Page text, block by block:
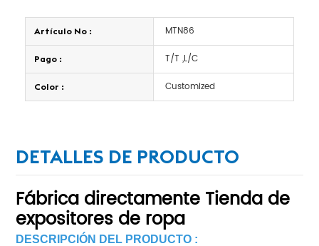
Artículo No : MTN86
Pago : T/T ,L/C
Color : Customized
DETALLES DE PRODUCTO
Fábrica directamente Tienda de
expositores de ropa
DESCRIPCIÓN DEL PRODUCTO :